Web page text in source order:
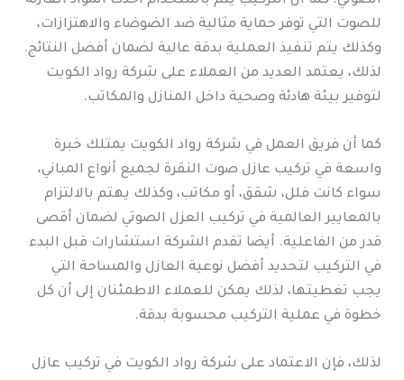
للصوت التي توفر حماية مثالية ضد الضوضاء والاهتزازات،
وكذلك يتم تنفيذ العملية بدقة عالية لضمان أفضل النتائج.
لذلك، يعتمد العديد من العملاء على شركة رواد الكويت
لتوفير بيئة هادئة وصحية داخل المنازل والمكاتب.
كما أن فريق العمل في شركة رواد الكويت يمتلك خبرة
واسعة في تركيب عازل صوت النقرة لجميع أنواع المباني،
سواء كانت فلل، شقق، أو مكاتب، وكذلك يهتم بالالتزام
بالمعايير العالمية في تركيب العزل الصوتي لضمان أقصى
قدر من الفاعلية. أيضا تقدم الشركة استشارات قبل البدء
في التركيب لتحديد أفضل نوعية العازل والمساحة التي
يجب تغطيتها، لذلك يمكن للعملاء الاطمئنان إلى أن كل
خطوة في عملية التركيب محسوبة بدقة.
لذلك، فإن الاعتماد على شركة رواد الكويت في تركيب عازل